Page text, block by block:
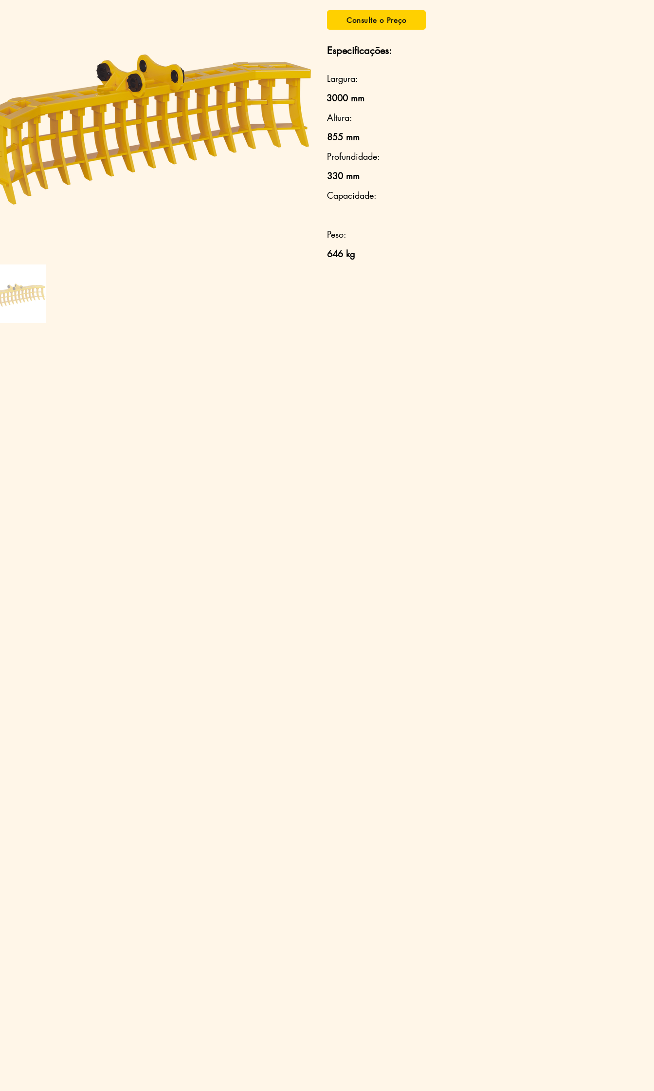
Consulte o Preço
Especificações:
Largura:
3000 mm
Altura:
855 mm
Profundidade:
330 mm
Capacidade:
Peso:
646 kg